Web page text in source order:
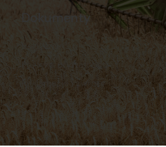
Dokumenty
Regulamin
Polityka prywatności
Reklamacje i zwroty